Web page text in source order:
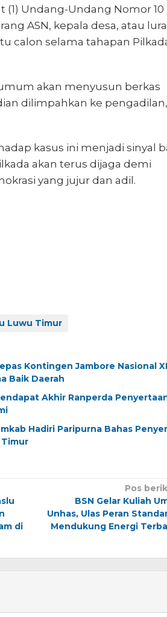
(1) Undang-Undang Nomor 10
ASN, kepala desa, atau
calon selama tahapan
akan menyusun berkas
dilimpahkan ke
kasus ini menjadi sinyal
akan terus dijaga demi
yang jujur dan adil.
Luwu Timur
Kontingen Jambore Nasional
Baik Daerah
Akhir Ranperda
Hadiri Paripurna Bahas
di
Pos
BSN Gelar Kuliah
Unhas, Ulas Peran
Mendukung Energi